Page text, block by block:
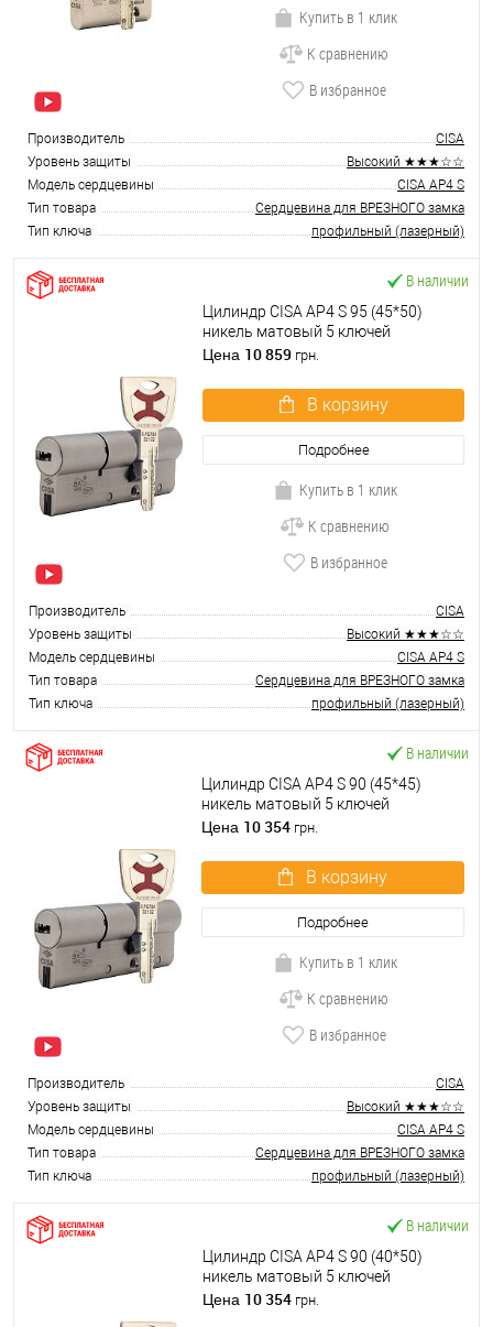
Купить в 1 клик
К сравнению
В избранное
Производитель
CISA
Уровень защиты
Высокий ★★★☆☆
Модель сердцевины
CISA AP4 S
Тип товара
Сердцевина для ВРЕЗНОГО замка
Тип ключа
профильный (лазерный)
В наличии
Цилиндр CISA AP4 S 95 (45*50)
никель матовый 5 ключей
Цена 10 859 грн.
В корзину
Подробнее
Купить в 1 клик
К сравнению
В избранное
Производитель
CISA
Уровень защиты
Высокий ★★★☆☆
Модель сердцевины
CISA AP4 S
Тип товара
Сердцевина для ВРЕЗНОГО замка
Тип ключа
профильный (лазерный)
В наличии
Цилиндр CISA AP4 S 90 (45*45)
никель матовый 5 ключей
Цена 10 354 грн.
В корзину
Подробнее
Купить в 1 клик
К сравнению
В избранное
Производитель
CISA
Уровень защиты
Высокий ★★★☆☆
Модель сердцевины
CISA AP4 S
Тип товара
Сердцевина для ВРЕЗНОГО замка
Тип ключа
профильный (лазерный)
В наличии
Цилиндр CISA AP4 S 90 (40*50)
никель матовый 5 ключей
Цена 10 354 грн.